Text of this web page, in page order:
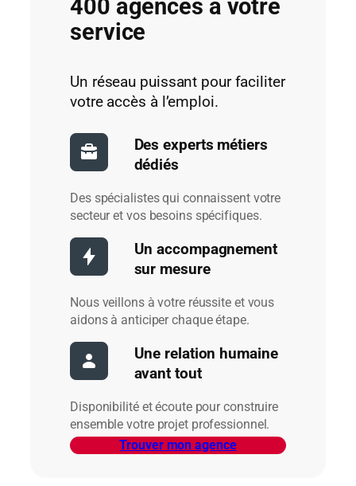
400 agences à votre
service
Un réseau puissant pour faciliter
votre accès à l’emploi.
Des experts métiers
dédiés
Des spécialistes qui connaissent votre
secteur et vos besoins spécifiques.
Un accompagnement
sur mesure
Nous veillons à votre réussite et vous
aidons à anticiper chaque étape.
Une relation humaine
avant tout
Disponibilité et écoute pour construire
ensemble votre projet professionnel.
Trouver mon agence